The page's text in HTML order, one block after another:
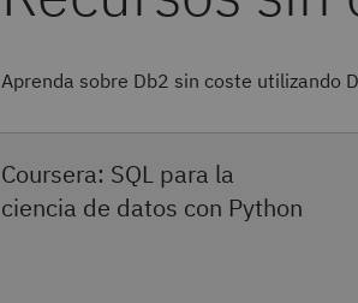
Aprenda sobre Db2 sin coste utilizando
Coursera: SQL para la
ciencia de datos con Python